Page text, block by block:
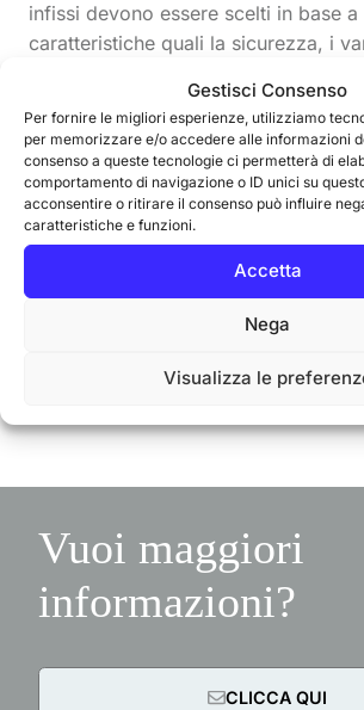
Gestisci Consenso
Per fornire le migliori esperienze, utilizziamo
per memorizzare e/o accedere alle informazioni
consenso a queste tecnologie ci permetterà di
comportamento di navigazione o ID unici su
acconsentire o ritirare il consenso può influire
caratteristiche e funzioni.
Accetta
Nega
Visualizza le
infissi devono essere scelti in base
caratteristiche quali la sicurezza, i
coibentazione, la permeabilità
al carico del vento, le prestazioni
trasmittanza termica e la relativa
Tutto questo noi di Crea Styl lo
bene! Non perdere altro tempo e
professionisti del settore per
serramenti più moderni e tecnologici.
Vuoi maggiori
informazioni?
CLICCA QUI